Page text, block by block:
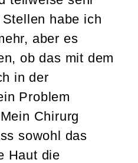
habe ich
aber es
ob das mit dem
in der
Problem
Chirurg
sowohl das
Haut die